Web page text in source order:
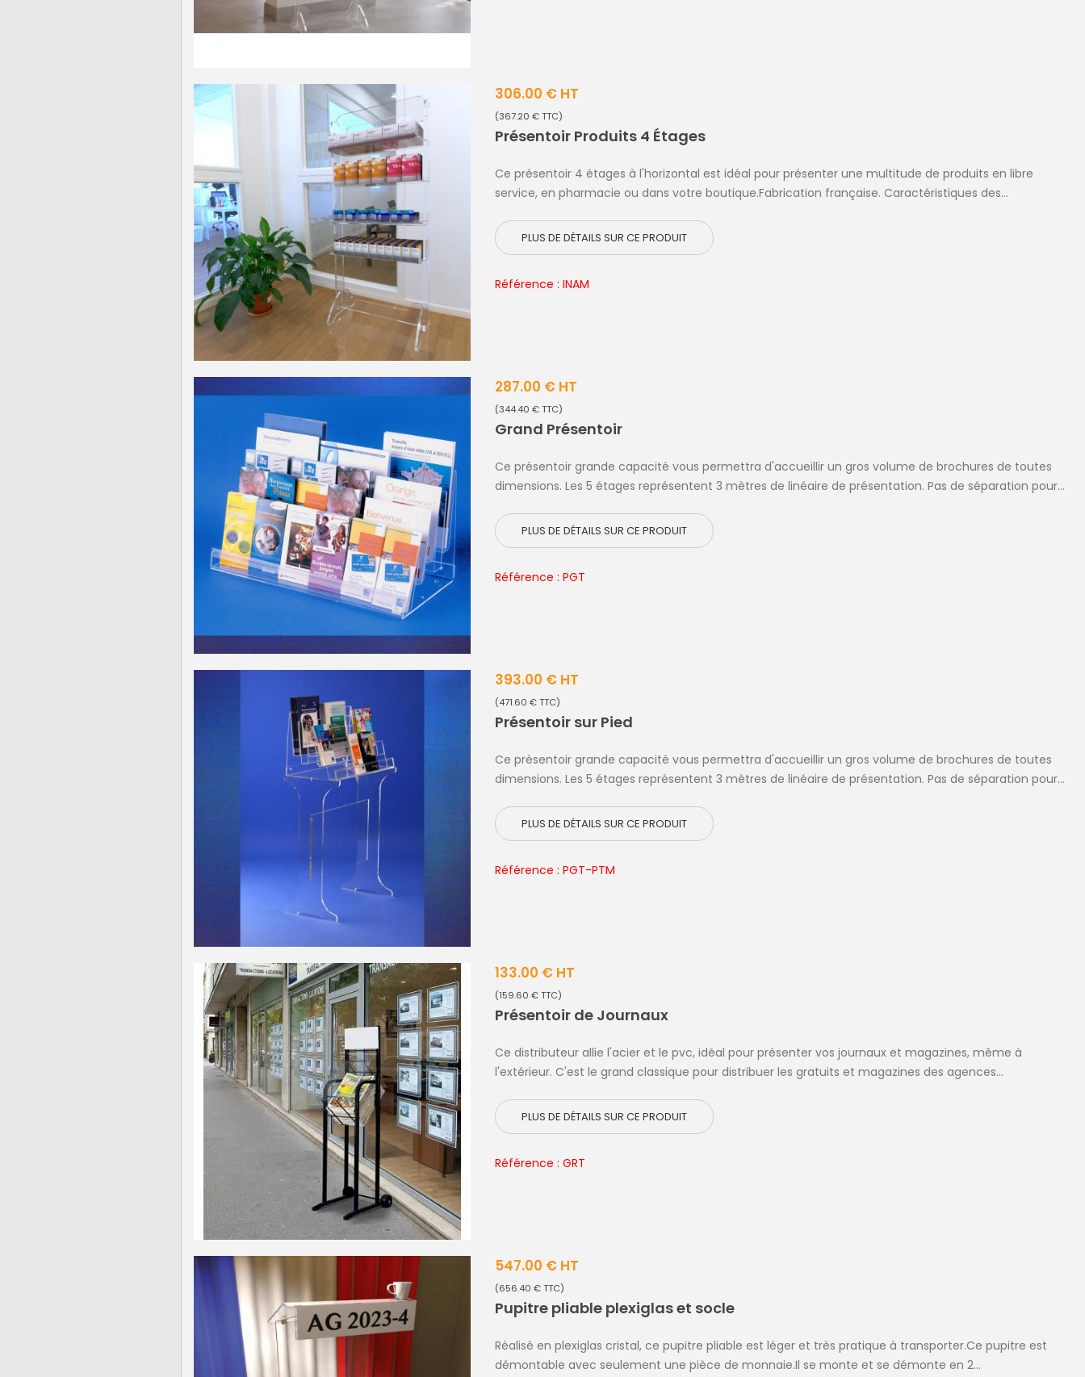
306.00 € HT
(367.20 € TTC)
Présentoir Produits 4 Étages
Ce présentoir 4 étages à l'horizontal est idéal pour présenter une multitude de produits en libre
service, en pharmacie ou dans votre boutique.Fabrication française. Caractéristiques des...
PLUS DE DÉTAILS SUR CE PRODUIT
Référence : INAM
287.00 € HT
(344.40 € TTC)
Grand Présentoir
Ce présentoir grande capacité vous permettra d'accueillir un gros volume de brochures de toutes
dimensions. Les 5 étages représentent 3 mètres de linéaire de présentation. Pas de séparation pour...
PLUS DE DÉTAILS SUR CE PRODUIT
Référence : PGT
393.00 € HT
(471.60 € TTC)
Présentoir sur Pied
Ce présentoir grande capacité vous permettra d'accueillir un gros volume de brochures de toutes
dimensions. Les 5 étages représentent 3 mètres de linéaire de présentation. Pas de séparation pour...
PLUS DE DÉTAILS SUR CE PRODUIT
Référence : PGT-PTM
133.00 € HT
(159.60 € TTC)
Présentoir de Journaux
Ce distributeur allie l'acier et le pvc, idéal pour présenter vos journaux et magazines, même à
l'extérieur. C'est le grand classique pour distribuer les gratuits et magazines des agences...
PLUS DE DÉTAILS SUR CE PRODUIT
Référence : GRT
547.00 € HT
(656.40 € TTC)
Pupitre pliable plexiglas et socle
Réalisé en plexiglas cristal, ce pupitre pliable est léger et très pratique à transporter.Ce pupitre est
démontable avec seulement une pièce de monnaie.Il se monte et se démonte en 2...